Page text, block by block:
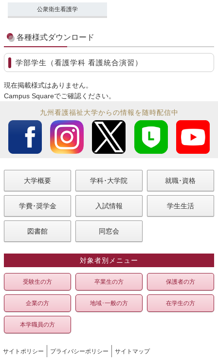
公衆衛生看護学
各種様式ダウンロード
学部学生（看護学科 看護統合演習）
現在掲載様式はありません。
Campus Squareでご確認ください。
九州看護福祉大学からの情報を随時配信中
大学概要 学科･大学院 就職･資格
学費･奨学金 入試情報 学生生活
図書館 同窓会
対象者別メニュー
受験生の方 卒業生の方 保護者の方
企業の方 地域･一般の方 在学生の方
本学職員の方
サイトポリシー プライバシーポリシー サイトマップ